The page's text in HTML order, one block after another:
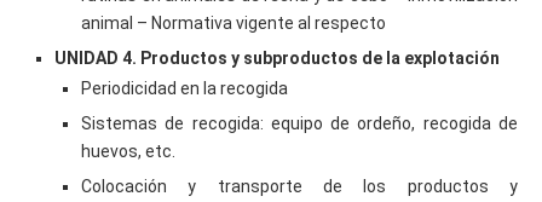
animal – Normativa vigente al respecto
UNIDAD 4. Productos y subproductos de la explotación
Periodicidad en la recogida
Sistemas de recogida: equipo de ordeño, recogida de
huevos, etc.
Colocación y transporte de los productos y